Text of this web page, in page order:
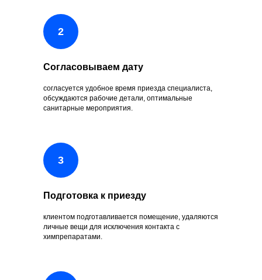
Согласовываем дату
согласуется удобное время приезда специалиста,
обсуждаются рабочие детали, оптимальные
санитарные мероприятия.
Подготовка к приезду
клиентом подготавливается помещение, удаляются
личные вещи для исключения контакта с
химпрепаратами.